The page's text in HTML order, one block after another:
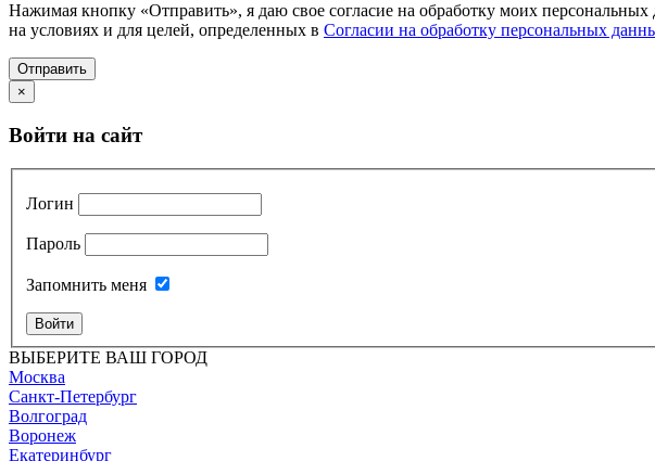
Нажимая кнопку «Отправить», я даю свое согласие на обработку моих
на условиях и для целей, определенных в Согласии на обработку персональных
Отправить
×
Войти на сайт
Логин
Пароль
Запомнить меня
Войти
ВЫБЕРИТЕ ВАШ ГОРОД
Москва
Санкт-Петербург
Волгоград
Воронеж
Екатеринбург